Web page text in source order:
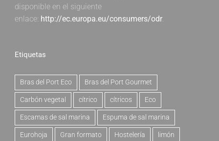
disponible en el siguiente
enlace: http://ec.europa.eu/consumers/odr.
Etiquetas
Bras del Port Eco Bras del Port Gourmet
Carbón vegetal cítrico cítricos Eco
Escamas de sal marina Espuma de sal marina
Eurohoja Gran formato Hostelería limón